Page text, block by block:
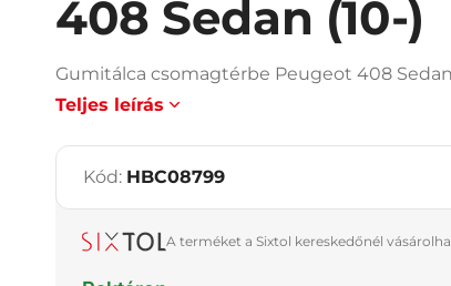
408 Sedan (10-)
Gumitálca csomagtérbe Peugeot 408 Sedan
Teljes leírás
Kód: HBC08799
A terméket a Sixtol kereskedőnél